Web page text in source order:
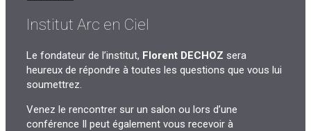
Institut Arc en Ciel
Le fondateur de l’institut, Florent DECHOZ sera
heureux de répondre à toutes les questions que vous lui
soumettrez.
Venez le rencontrer sur un salon ou lors d’une
conférence Il peut également vous recevoir à